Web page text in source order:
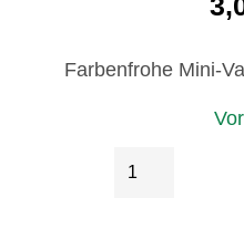
Farbenfrohe Mini-